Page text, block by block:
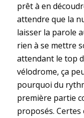
prêt à en
attendre que la
laisser la parole
rien à se mettre
attendant le top
vélodrome, ça
pourquoi du
première partie
proposés.